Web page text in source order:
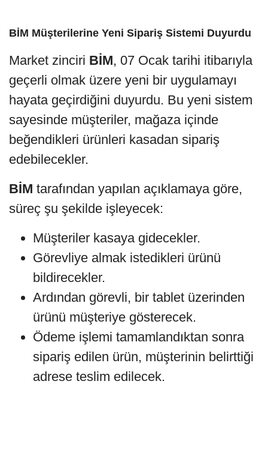
BİM Müşterilerine Yeni Sipariş Sistemi Duyurdu
Market zinciri BİM, 07 Ocak tarihi itibarıyla
geçerli olmak üzere yeni bir uygulamayı
hayata geçirdiğini duyurdu. Bu yeni sistem
sayesinde müşteriler, mağaza içinde
beğendikleri ürünleri kasadan sipariş
edebilecekler.
BİM tarafından yapılan açıklamaya göre,
süreç şu şekilde işleyecek:
Müşteriler kasaya gidecekler.
Görevliye almak istedikleri ürünü
bildirecekler.
Ardından görevli, bir tablet üzerinden
ürünü müşteriye gösterecek.
Ödeme işlemi tamamlandıktan sonra
sipariş edilen ürün, müşterinin belirttiği
adrese teslim edilecek.